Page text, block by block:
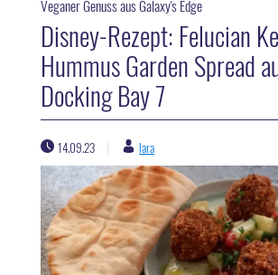
Veganer Genuss aus Galaxy's Edge
Disney-Rezept: Felucian
Hummus Garden Spread
Docking Bay 7
14.09.23 | lara